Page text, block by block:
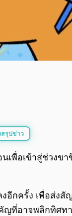
สรุปข่าว
เพื่อเข้าสู่ช่วงข
อีกครั้ง เพื่อส่ง
ที่อาจพลิกทิศท